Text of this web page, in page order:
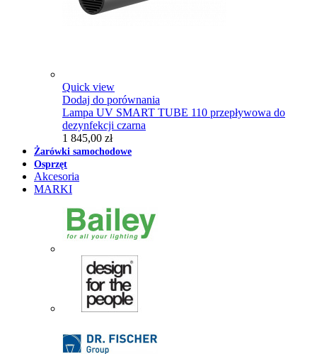
Quick view
Dodaj do porównania
Lampa UV SMART TUBE 110 przepływowa do
dezynfekcji czarna
1 845,00 zł
Żarówki samochodowe
Osprzęt
Akcesoria
MARKI